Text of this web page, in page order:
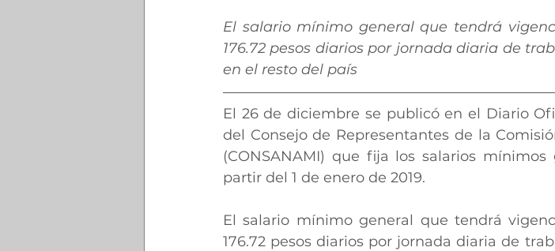
El salario mínimo general que tendrá
176.72 pesos diarios por jornada diaria de
en el resto del país
El 26 de diciembre se publicó en el Diario
del Consejo de Representantes de la
(CONSANAMI) que fija los salarios
partir del 1 de enero de 2019.
El salario mínimo general que tendrá
176.72 pesos diarios por jornada diaria de